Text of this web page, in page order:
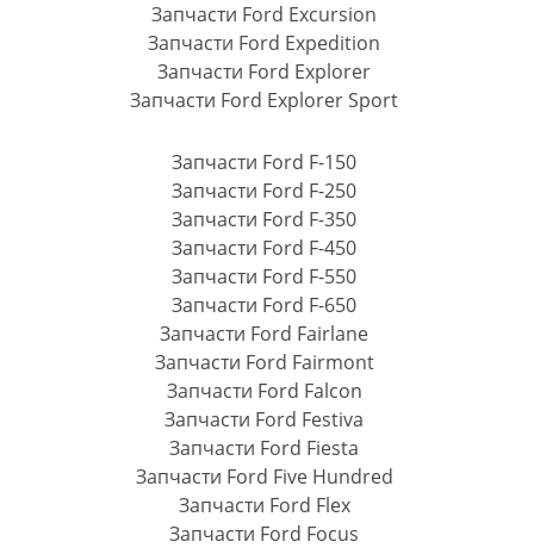
Запчасти Ford Excursion
Запчасти Ford Expedition
Запчасти Ford Explorer
Запчасти Ford Explorer Sport
Запчасти Ford F-150
Запчасти Ford F-250
Запчасти Ford F-350
Запчасти Ford F-450
Запчасти Ford F-550
Запчасти Ford F-650
Запчасти Ford Fairlane
Запчасти Ford Fairmont
Запчасти Ford Falcon
Запчасти Ford Festiva
Запчасти Ford Fiesta
Запчасти Ford Five Hundred
Запчасти Ford Flex
Запчасти Ford Focus